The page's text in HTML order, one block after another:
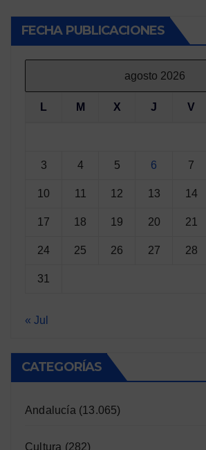
FECHA PUBLICACIONES
agosto 2026
L M X J V
3 4 5 6 7
10 11 12 13 14
17 18 19 20 21
24 25 26 27 28
31
« Jul
CATEGORÍAS
Andalucía (13.065)
Cultura (282)